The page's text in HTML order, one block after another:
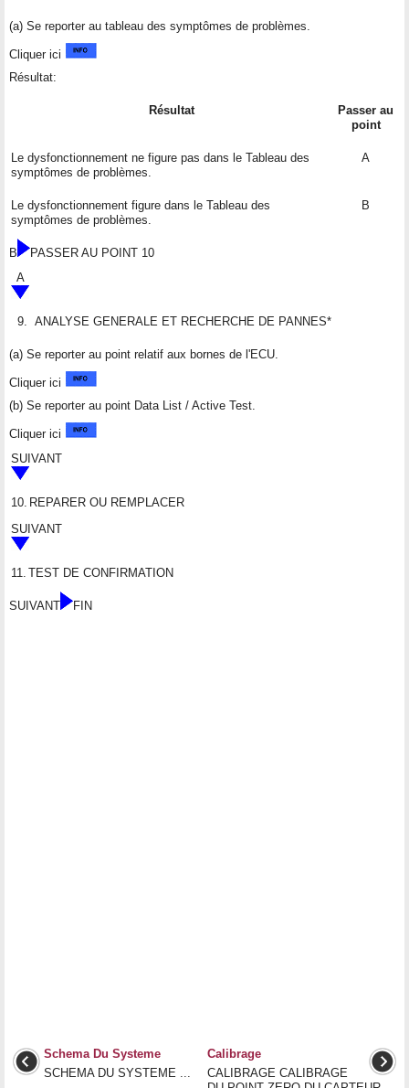
(a) Se reporter au tableau des symptômes de problèmes.
Cliquer ici
Résultat:
Résultat
Passer au
point
Le dysfonctionnement ne figure pas dans le Tableau des
symptômes de problèmes.
A
Le dysfonctionnement figure dans le Tableau des
symptômes de problèmes.
B
B
PASSER AU POINT 10
A
9. ANALYSE GENERALE ET RECHERCHE DE PANNES*
(a) Se reporter au point relatif aux bornes de l'ECU.
Cliquer ici
(b) Se reporter au point Data List / Active Test.
Cliquer ici
SUIVANT
10. REPARER OU REMPLACER
SUIVANT
11. TEST DE CONFIRMATION
SUIVANT FIN
Schema Du Systeme
SCHEMA DU SYSTEME ...
Calibrage
CALIBRAGE CALIBRAGE